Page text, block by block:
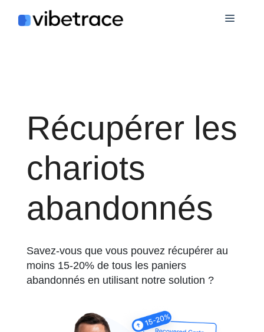
Menu
Récupérer les
chariots
abandonnés
Savez-vous que vous pouvez récupérer au
moins 15-20% de tous les paniers
abandonnés en utilisant notre solution ?